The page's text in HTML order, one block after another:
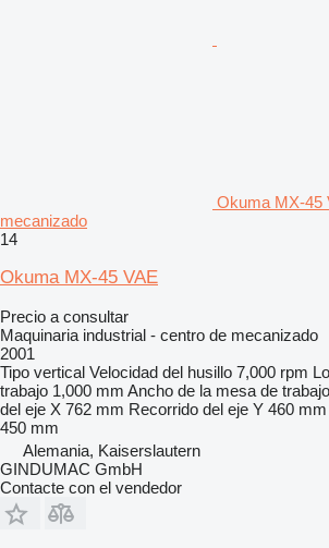
Okuma MX-45
mecanizado
14
Okuma MX-45 VAE
Precio a consultar
Maquinaria industrial - centro de mecanizado
2001
Tipo vertical Velocidad del husillo 7,000 rpm
trabajo 1,000 mm Ancho de la mesa de trabajo
del eje X 762 mm Recorrido del eje Y 460 mm
450 mm
Alemania, Kaiserslautern
GINDUMAC GmbH
Contacte con el vendedor